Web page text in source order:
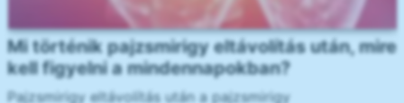
Mi történik pajzsmirigy eltávolítás után, mire
kell figyelni a mindennapokban?
Pajzsmirigy eltávolítás után a pajzsmirigy